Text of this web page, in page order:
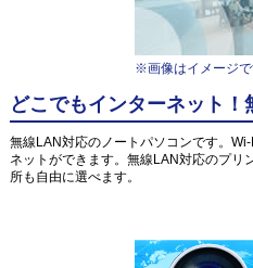
※画像はイメージ
どこでもインターネット
無線LAN対応のノートパソコンです。
ネットができます。無線LAN対応のプリ
所も自由に選べます。